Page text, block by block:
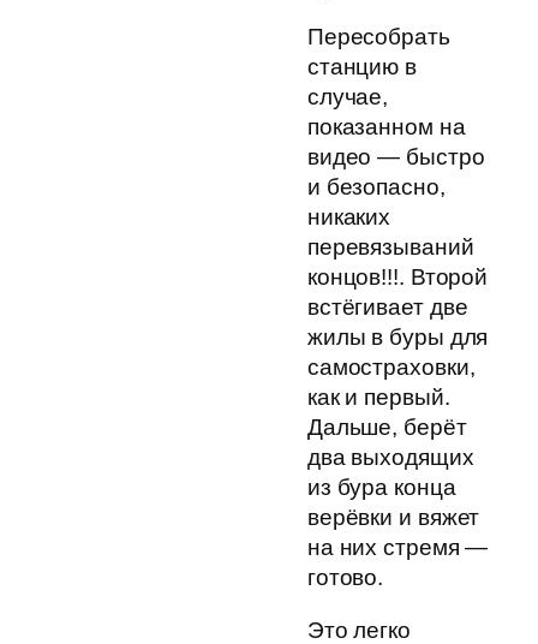
Пересобрать
станцию в
случае,
показанном на
видео — быстро
и безопасно,
никаких
перевязываний
концов!!!. Второй
встёгивает две
жилы в буры для
самостраховки,
как и первый.
Дальше, берёт
два выходящих
из бура конца
верёвки и вяжет
на них стремя —
готово.
Это легко